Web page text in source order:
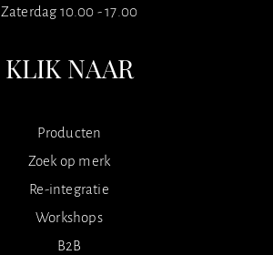
Zaterdag 10.00 - 17.00
KLIK NAAR
Producten
Zoek op merk
Re-integratie
Workshops
B2B